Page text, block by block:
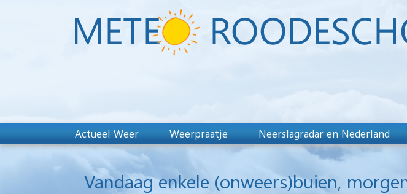
Actueel Weer Weerpraatje Neerslagradar en Nederland
Vandaag enkele (onweers)buien,